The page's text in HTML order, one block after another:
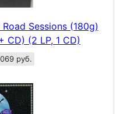
Sessions (180g)
CD) (2 LP, 1 CD)
руб.